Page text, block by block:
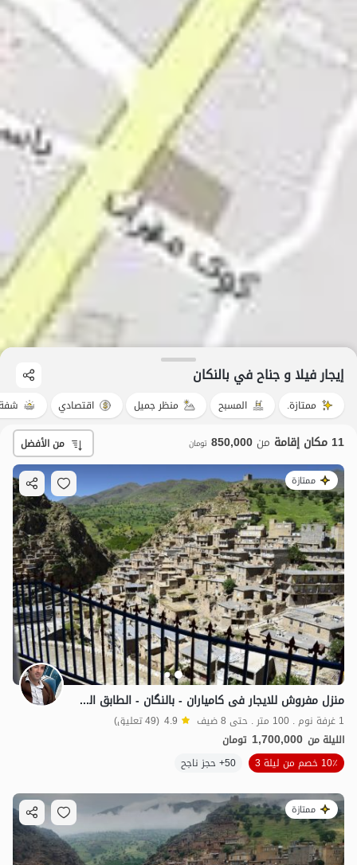
إيجار فيلا و جناح في بالنکان
ممتازة. المسبح منظر جميل اقتصادي
11 مكان إقامة من 850,000 تومان من الأفضل
ممتازة
منزل مفروش للایجار فی کامیاران - بالنگان - الطابق الثالث
1 غرفة نوم . 100 متر . حتى 8 ضيف 4.9 (49 تعليق)
الليلة من 1,700,000 تومان
10٪ خصم من ليلة 3
50+ حجز ناجح
ممتازة